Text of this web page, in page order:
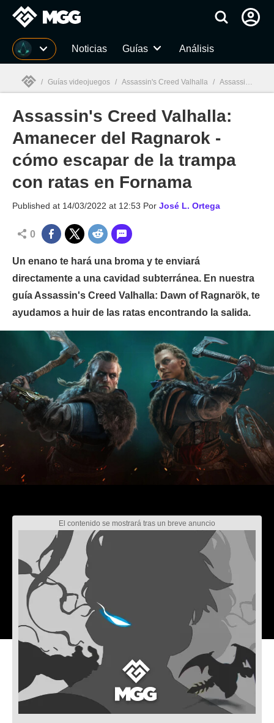
MGG Noticias Guías Análisis
MGG
/ Guías videojuegos / Assassin's Creed Valhalla / Assassin's Creed Valhalla: Amanecer del Ragnarok - cómo escapar de la trampa con ratas en Fornama
Assassin's Creed Valhalla:
Amanecer del Ragnarok -
cómo escapar de la trampa
con ratas en Fornama
Published at 14/03/2022 at 12:53 Por José L. Ortega
0
Un enano te hará una broma y te enviará
directamente a una cavidad subterránea. En nuestra
guía Assassin's Creed Valhalla: Dawn of Ragnarök, te
ayudamos a huir de las ratas encontrando la salida.